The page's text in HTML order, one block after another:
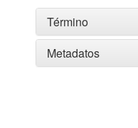
Término
Metadatos